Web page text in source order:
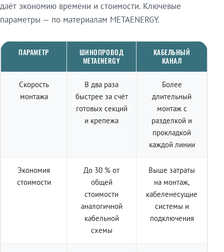
даёт экономию времени и стоимости. Ключевые
параметры — по материалам METAENERGY.
ПАРАМЕТР
ШИНОПРОВОД
METAENERGY
КАБЕЛЬНЫЙ
КАНАЛ
Скорость
монтажа
В два раза
быстрее за счёт
готовых секций
и крепежа
Более
длительный
монтаж с
разделкой и
прокладкой
каждой линии
Экономия
стоимости
До 30 % от
общей
стоимости
аналогичной
кабельной
схемы
Выше затраты
на монтаж,
кабеленесущие
системы и
подключения